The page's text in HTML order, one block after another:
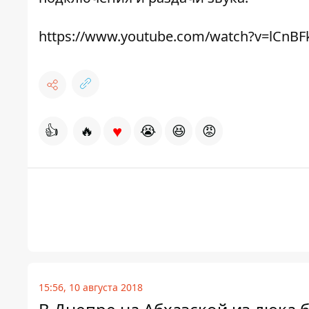
https://www.youtube.com/
👍 🔥 ♥ 😭 😆 😡
15:56, 10 августа 2018